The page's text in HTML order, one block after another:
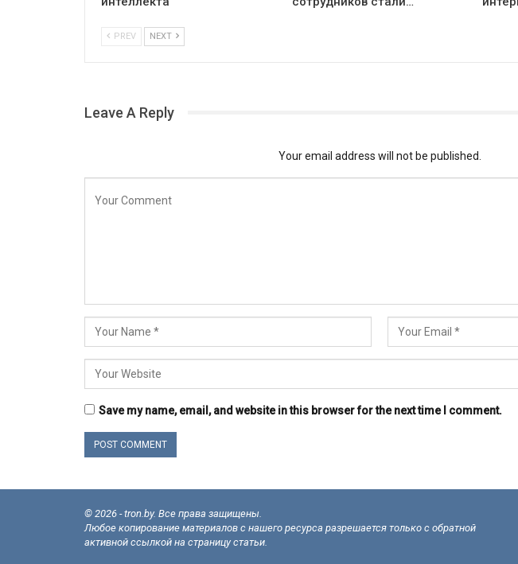
PREV NEXT
Leave A Reply
Your email address will not be published.
Save my name, email, and website in this browser for the next time I comment.
© 2026 - tron.by. Все права защищены.
Любое копирование материалов с нашего ресурса разрешается только с обратной
активной ссылкой на страницу статьи.